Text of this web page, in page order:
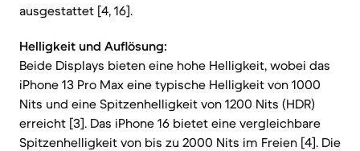
ausgestattet [4, 16].
Helligkeit und Auflösung:
Beide Displays bieten eine hohe Helligkeit, wobei das
iPhone 13 Pro Max eine typische Helligkeit von 1000
Nits und eine Spitzenhelligkeit von 1200 Nits (HDR)
erreicht [3]. Das iPhone 16 bietet eine vergleichbare
Spitzenhelligkeit von bis zu 2000 Nits im Freien [4]. Die